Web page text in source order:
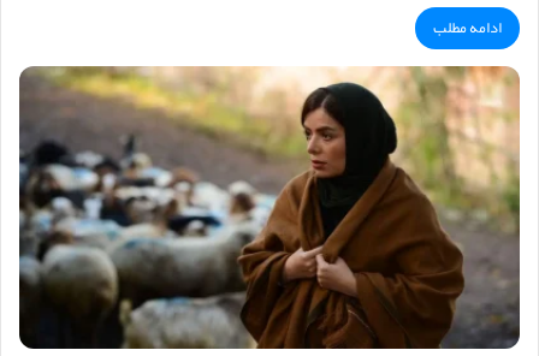
ادامه مطلب